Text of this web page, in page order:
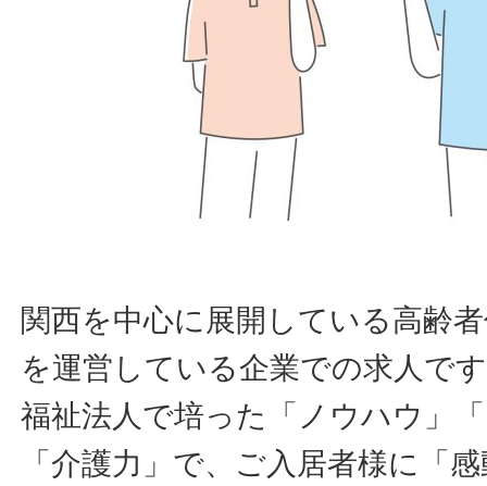
関西を中心に展開している高齢
を運営している企業での求人で
福祉法人で培った「ノウハウ」
「介護力」で、ご入居者様に「